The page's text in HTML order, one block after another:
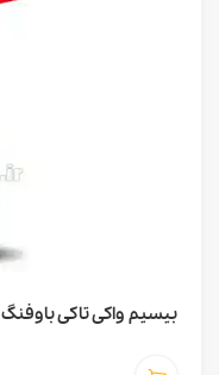
بیسیم واکی تاکی باوفنگ BAOFENG UV-25